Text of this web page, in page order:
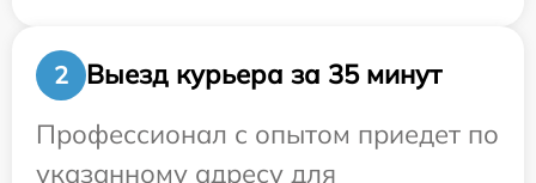
2
Выезд курьера за 35 минут
Профессионал с опытом приедет по
указанному адресу для